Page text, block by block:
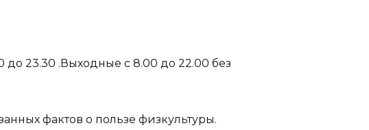
до 23.30 .Выходные с 8.00 до 22.00 без
фактов о пользе физкультуры.